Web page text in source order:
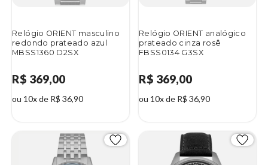
Relógio ORIENT masculino
redondo prateado azul
MBSS1360 D2SX
R$ 369,00
ou 10x de R$ 36,90
Relógio ORIENT analógico
prateado cinza rosê
FBSS0134 G3SX
R$ 369,00
ou 10x de R$ 36,90